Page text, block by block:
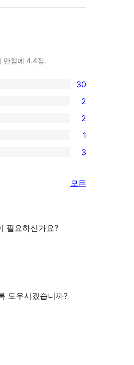
만점에 4.4점.
30
2
2
1
3
모든
필요하신가요?
도우시겠습니까?